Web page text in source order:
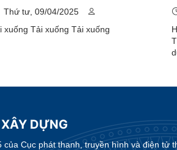
phát triển đô thị tỉnh Lạng Sơn
đoạn 2020-2035
Thứ tư, 09/04/2025
Tải xuống Tải xuống Tải xuống
DỰNG
Cục phát thanh, truyền hình và điện tử